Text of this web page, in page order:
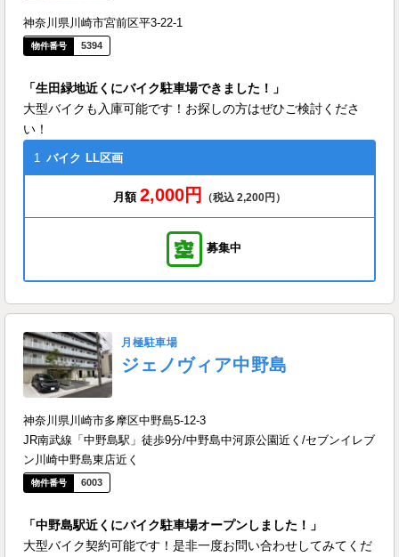
神奈川県川崎市宮前区平3-22-1
5394
「生田緑地近くにバイク駐車場できました！」
大型バイクも入庫可能です！お探しの方はぜひご検討くださ
い！
1 バイク LL区画
月額 2,000円 （税込 2,200円）
募集中
月極駐車場
ジェノヴィア中野島
神奈川県川崎市多摩区中野島5-12-3
JR南武線「中野島駅」徒歩9分/中野島中河原公園近く/セブンイレブ
ン川崎中野島東店近く
6003
「中野島駅近くにバイク駐車場オープンしました！」
大型バイク契約可能です！是非一度お問い合わせしてみてくだ